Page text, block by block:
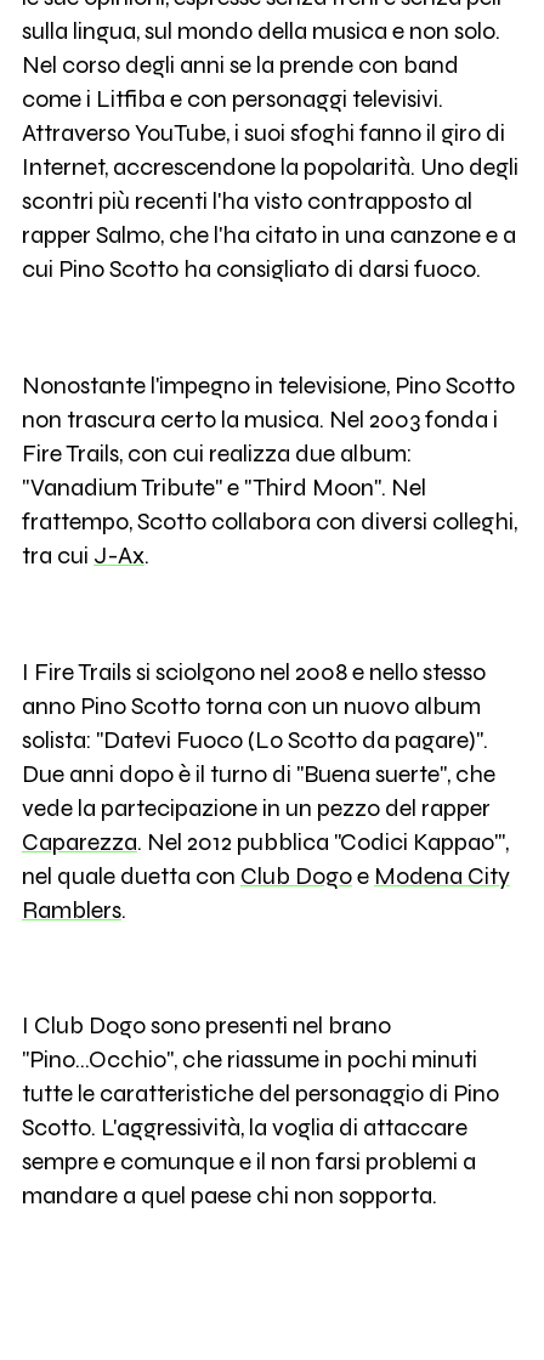
sulla lingua, sul mondo della musica e non solo.
Nel corso degli anni se la prende con band
come i Litfiba e con personaggi televisivi.
Attraverso YouTube, i suoi sfoghi fanno il giro di
Internet, accrescendone la popolarità. Uno degli
scontri più recenti l'ha visto contrapposto al
rapper Salmo, che l'ha citato in una canzone e a
cui Pino Scotto ha consigliato di darsi fuoco.
Nonostante l'impegno in televisione, Pino Scotto
non trascura certo la musica. Nel 2003 fonda i
Fire Trails, con cui realizza due album:
"Vanadium Tribute" e "Third Moon". Nel
frattempo, Scotto collabora con diversi colleghi,
tra cui J-Ax.
I Fire Trails si sciolgono nel 2008 e nello stesso
anno Pino Scotto torna con un nuovo album
solista: "Datevi Fuoco (Lo Scotto da pagare)".
Due anni dopo è il turno di "Buena suerte", che
vede la partecipazione in un pezzo del rapper
Caparezza. Nel 2012 pubblica "Codici Kappao'",
nel quale duetta con Club Dogoe Modena City
Ramblers.
I Club Dogo sono presenti nel brano
"Pino...Occhio", che riassume in pochi minuti
tutte le caratteristiche del personaggio di Pino
Scotto. L'aggressività, la voglia di attaccare
sempre e comunque e il non farsi problemi a
mandare a quel paese chi non sopporta.